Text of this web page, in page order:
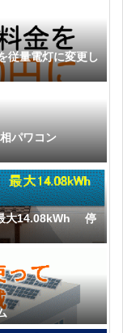
従量電灯に変更し
相パワコン
大14.08kWh 停